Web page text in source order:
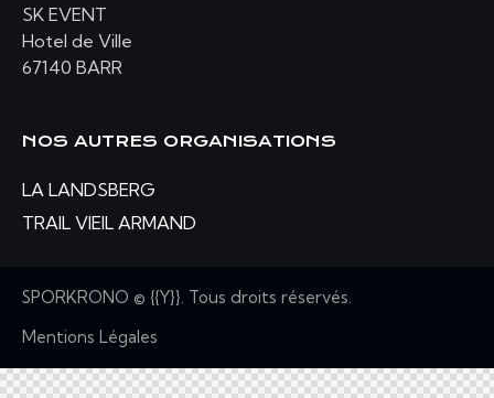
SK EVENT
Hotel de Ville
67140 BARR
NOS AUTRES ORGANISATIONS
LA LANDSBERG
TRAIL VIEIL ARMAND
SPORKRONO © {{Y}}. Tous droits réservés.
Mentions Légales